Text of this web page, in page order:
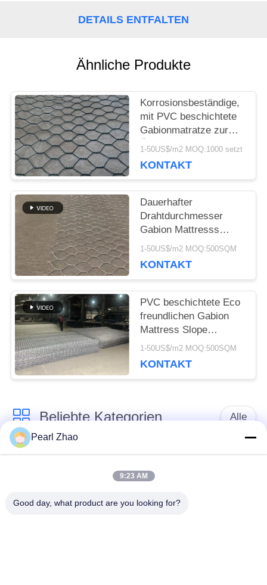
NEUIGKEITEN
RECHTSSACHEN
SITEMAP
DATENSCHUTZRICHTLINIE
DETAILS ENTFALTEN
Ähnliche Produkte
Korrosionsbeständige,
mit PVC beschichtete
Gabionmatratze zur
1-50US$/m2 MOQ:1000 setzt
KONTAKT
Dauerhafter
Drahtdurchmesser
Gabion Mattresss
3.0mm-4.0mm
1-50US$/m2 MOQ:500SQM
KONTAKT
PVC beschichtete Eco
freundlichen Gabion
Mattress Slope
Protection
1-50US$/m2 MOQ:500SQM
KONTAKT
Beliebte Kategorien Alle
Drahtgeflecht
mit einer Breite von
dekorativer
Pearl Zhao
9:23 AM
Good day, what product are you looking for?